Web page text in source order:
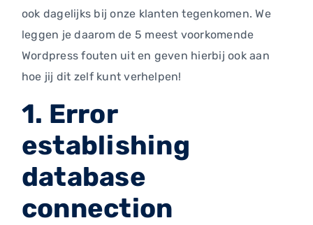
ook dagelijks bij onze klanten tegenkomen. We
leggen je daarom de 5 meest voorkomende
Wordpress fouten uit en geven hierbij ook aan
hoe jij dit zelf kunt verhelpen!
1. Error
establishing
database
connection